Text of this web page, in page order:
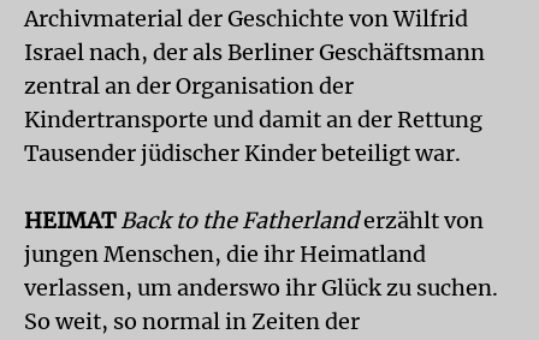
Archivmaterial der Geschichte von Wilfrid
Israel nach, der als Berliner Geschäftsmann
zentral an der Organisation der
Kindertransporte und damit an der Rettung
Tausender jüdischer Kinder beteiligt war.
HEIMATBack to the Fatherlanderzählt von
jungen Menschen, die ihr Heimatland
verlassen, um anderswo ihr Glück zu suchen.
So weit, so normal in Zeiten der